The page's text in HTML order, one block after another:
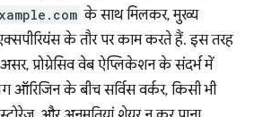
के साथ मिलकर, मुख्य
के तौर पर काम करते हैं. इस तरह
प्रोग्रेसिव वेब ऐप्लिकेशन के संदर्भ में
के बीच सर्विस वर्कर, किसी भी